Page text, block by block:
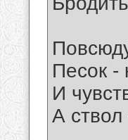
Песок -
И
А ствол